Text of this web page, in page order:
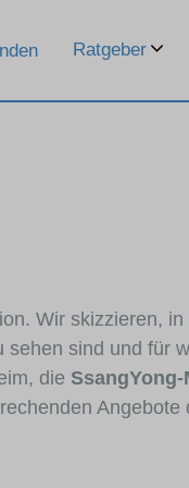
Ratgeber
Wir skizzieren,
sind und für
die